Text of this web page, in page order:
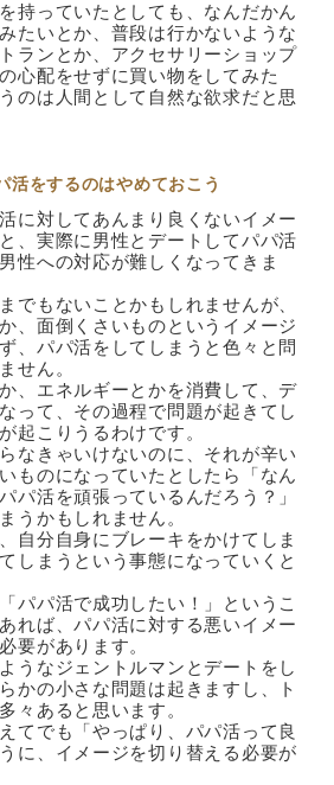
持っていたとしても、なんだかん
たいとか、普段は行かないような
ランとか、アクセサリーショップ
心配をせずに買い物をしてみた
のは人間として自然な欲求だと思
活をするのはやめておこう
に対してあんまり良くないイメー
、実際に男性とデートしてパパ活
性への対応が難しくなってきま
でもないことかもしれませんが、
、面倒くさいものというイメージ
、パパ活をしてしまうと色々と問
せん。
、エネルギーとかを消費して、デ
って、その過程で問題が起きてし
起こりうるわけです。
なきゃいけないのに、それが辛い
ものになっていたとしたら「なん
パ活を頑張っているんだろう？」
うかもしれません。
自分自身にブレーキをかけてしま
しまうという事態になっていくと
パパ活で成功したい！」というこ
れば、パパ活に対する悪いイメー
要があります。
うなジェントルマンとデートをし
かの小さな問題は起きますし、ト
々あると思います。
てでも「やっぱり、パパ活って良
に、イメージを切り替える必要が